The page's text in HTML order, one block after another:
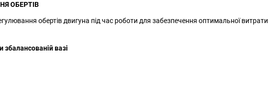
ОБЕРТІВ
обертів двигуна під час роботи для забезпечення оптимальної витрати
вазі